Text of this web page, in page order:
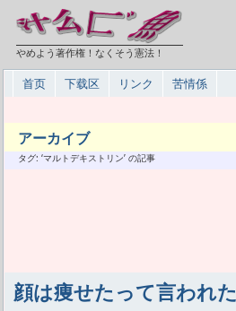
やめよう著作権！なくそう憲法！
首页 下载区 リンク 苦情係
アーカイブ
タグ: ‘マルトデキストリン’ の記事
顔は痩せたって言われた